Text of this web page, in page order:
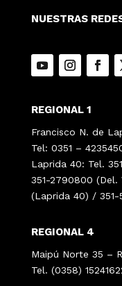
NUESTRAS
REGIONAL 1
Francisco N. de
Tel: 0351 –
Laprida 40: Tel.
351-2790800 (Del.
(Laprida 40) / 351-
REGIONAL 4
Maipú Norte 35 –
Tel. (0358)